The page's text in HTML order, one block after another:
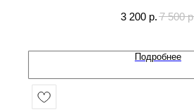
3 200 р. 7 500
Подробнее